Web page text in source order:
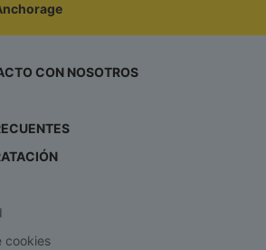
CON NOSOTROS
cookies